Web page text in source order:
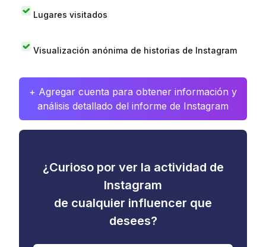
Lugares visitados
Visualización anónima de historias de Instagram
+ Agregar cuenta para obtener información y
análisis detallado del informe de Instagram
¿Curioso por ver la actividad de
Instagram
de cualquier influencer que
desees?